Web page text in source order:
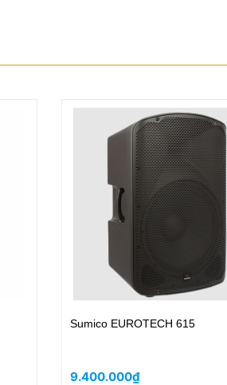
Subwoofer PHI THUYỀN SM-
14.200.000₫